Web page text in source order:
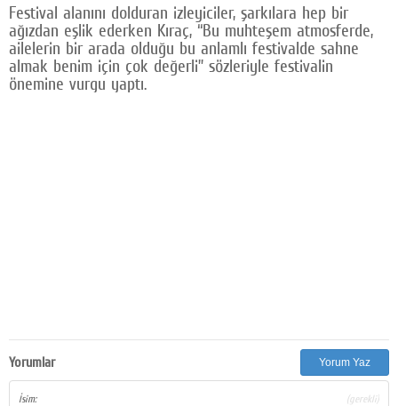
Festival alanını dolduran izleyiciler, şarkılara hep bir
ağızdan eşlik ederken Kıraç, “Bu muhteşem atmosferde,
ailelerin bir arada olduğu bu anlamlı festivalde sahne
almak benim için çok değerli” sözleriyle festivalin
önemine vurgu yaptı.
Yorumlar Yorum Yaz
İsim: (gerekli)